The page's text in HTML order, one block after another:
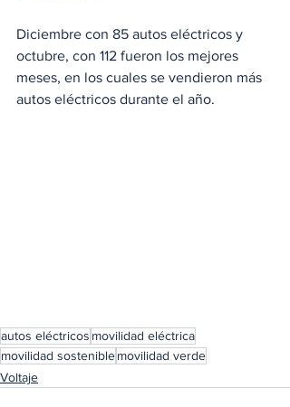
Diciembre con 85 autos eléctricos y
octubre, con 112 fueron los mejores
meses, en los cuales se vendieron más
autos eléctricos durante el año.
autos eléctricos movilidad eléctrica
movilidad sosteniblemovilidad verde
Voltaje